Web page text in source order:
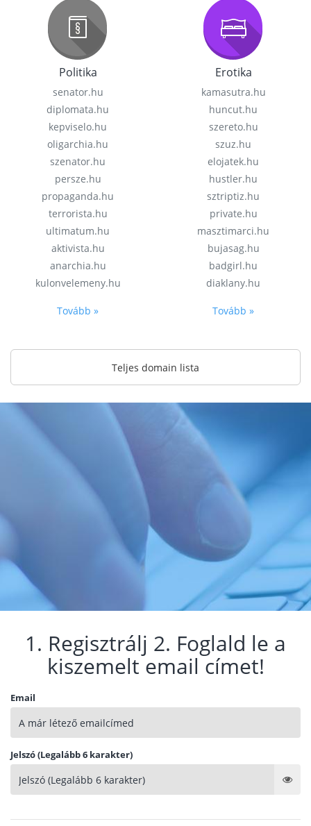
Politika
senator.hu
diplomata.hu
kepviselo.hu
oligarchia.hu
szenator.hu
persze.hu
propaganda.hu
terrorista.hu
ultimatum.hu
aktivista.hu
anarchia.hu
kulonvelemeny.hu
Tovább »
Erotika
kamasutra.hu
huncut.hu
szereto.hu
szuz.hu
elojatek.hu
hustler.hu
sztriptiz.hu
private.hu
masztimarci.hu
bujasag.hu
badgirl.hu
diaklany.hu
Tovább »
Teljes domain lista
1. Regisztrálj 2. Foglald le a
kiszemelt email címet!
Email
Jelszó (Legalább 6 karakter)